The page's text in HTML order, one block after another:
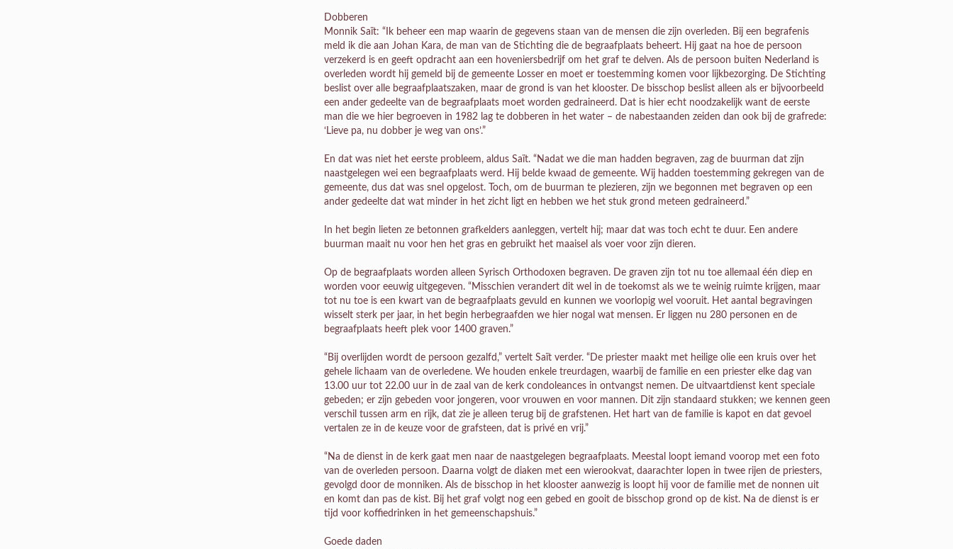
Dobberen
Monnik Saït: “Ik beheer een map waarin de gegevens staan van de mensen die zijn overleden. Bij een begrafenis
meld ik die aan Johan Kara, de man van de Stichting die de begraafplaats beheert. Hij gaat na hoe de persoon
verzekerd is en geeft opdracht aan een hoveniersbedrijf om het graf te delven. Als de persoon buiten Nederland is
overleden wordt hij gemeld bij de gemeente Losser en moet er toestemming komen voor lijkbezorging. De Stichting
beslist over alle begraafplaatszaken, maar de grond is van het klooster. De bisschop beslist alleen als er bijvoorbeeld
een ander gedeelte van de begraafplaats moet worden gedraineerd. Dat is hier echt noodzakelijk want de eerste
man die we hier begroeven in 1982 lag te dobberen in het water – de nabestaanden zeiden dan ook bij de grafrede:
‘Lieve pa, nu dobber je weg van ons’.”
En dat was niet het eerste probleem, aldus Saït. “Nadat we die man hadden begraven, zag de buurman dat zijn
naastgelegen wei een begraafplaats werd. Hij belde kwaad de gemeente. Wij hadden toestemming gekregen van de
gemeente, dus dat was snel opgelost. Toch, om de buurman te plezieren, zijn we begonnen met begraven op een
ander gedeelte dat wat minder in het zicht ligt en hebben we het stuk grond meteen gedraineerd.”
In het begin lieten ze betonnen grafkelders aanleggen, vertelt hij; maar dat was toch echt te duur. Een andere
buurman maait nu voor hen het gras en gebruikt het maaisel als voer voor zijn dieren.
Op de begraafplaats worden alleen Syrisch Orthodoxen begraven. De graven zijn tot nu toe allemaal één diep en
worden voor eeuwig uitgegeven. “Misschien verandert dit wel in de toekomst als we te weinig ruimte krijgen, maar
tot nu toe is een kwart van de begraafplaats gevuld en kunnen we voorlopig wel vooruit. Het aantal begravingen
wisselt sterk per jaar, in het begin herbegraafden we hier nogal wat mensen. Er liggen nu 280 personen en de
begraafplaats heeft plek voor 1400 graven.”
“Bij overlijden wordt de persoon gezalfd,” vertelt Saït verder. “De priester maakt met heilige olie een kruis over het
gehele lichaam van de overledene. We houden enkele treurdagen, waarbij de familie en een priester elke dag van
13.00 uur tot 22.00 uur in de zaal van de kerk condoleances in ontvangst nemen. De uitvaartdienst kent speciale
gebeden; er zijn gebeden voor jongeren, voor vrouwen en voor mannen. Dit zijn standaard stukken; we kennen geen
verschil tussen arm en rijk, dat zie je alleen terug bij de grafstenen. Het hart van de familie is kapot en dat gevoel
vertalen ze in de keuze voor de grafsteen, dat is privé en vrij.”
“Na de dienst in de kerk gaat men naar de naastgelegen begraafplaats. Meestal loopt iemand voorop met een foto
van de overleden persoon. Daarna volgt de diaken met een wierookvat, daarachter lopen in twee rijen de priesters,
gevolgd door de monniken. Als de bisschop in het klooster aanwezig is loopt hij voor de familie met de nonnen uit
en komt dan pas de kist. Bij het graf volgt nog een gebed en gooit de bisschop grond op de kist. Na de dienst is er
tijd voor koffiedrinken in het gemeenschapshuis.”
Goede daden